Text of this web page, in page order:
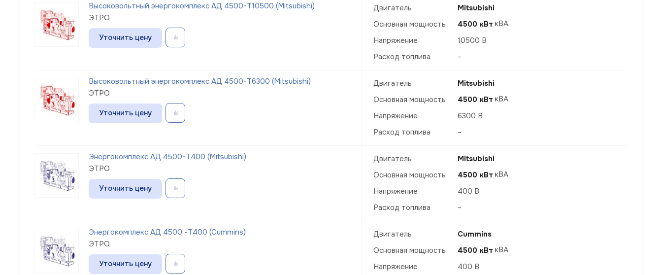
Высоковольтный энергокомплекс АД 4500-Т10500 (Mitsubishi)
ЭТРО
Уточнить цену
Двигатель
Mitsubishi
Основная мощность
4500 кВт
Напряжение
10500 В
Расход топлива
–
Высоковольтный энергокомплекс АД 4500-Т6300 (Mitsubishi)
ЭТРО
Уточнить цену
Двигатель
Mitsubishi
Основная мощность
4500 кВт
Напряжение
6300 В
Расход топлива
–
Энергокомплекс АД 4500-Т400 (Mitsubishi)
ЭТРО
Уточнить цену
Двигатель
Mitsubishi
Основная мощность
4500 кВт
Напряжение
400 В
Расход топлива
–
Энергокомплекс АД 4500 -Т400 (Cummins)
ЭТРО
Уточнить цену
Двигатель
Cummins
Основная мощность
4500 кВт
Напряжение
400 В